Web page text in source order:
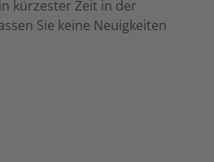
kürzester Zeit in der
Sie keine Neuigkeiten